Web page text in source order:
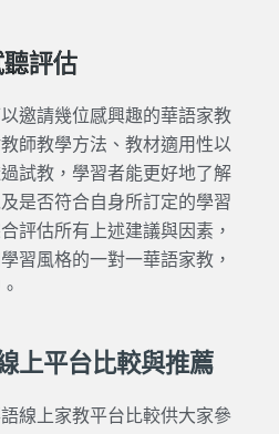
評估
邀請幾位感興趣的華語家教
師教學方法、教材適用性以
試教，學習者能更好地了解
是否符合自身所訂定的學習
評估所有上述建議與因素，
習風格的一對一華語家教，
上平台比較與推薦
線上家教平台比較供大家參